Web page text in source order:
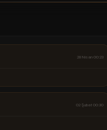
02 Şubat 00:21